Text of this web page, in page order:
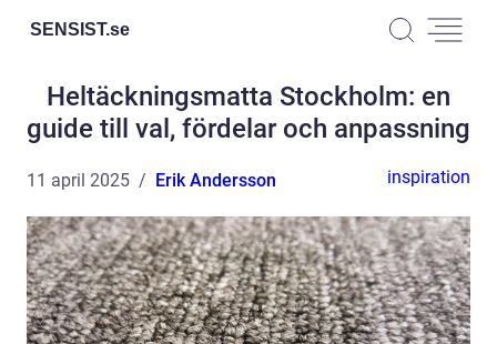
SENSIST.se
Heltäckningsmatta Stockholm: en
guide till val, fördelar och anpassning
11 april 2025 Erik Andersson inspiration